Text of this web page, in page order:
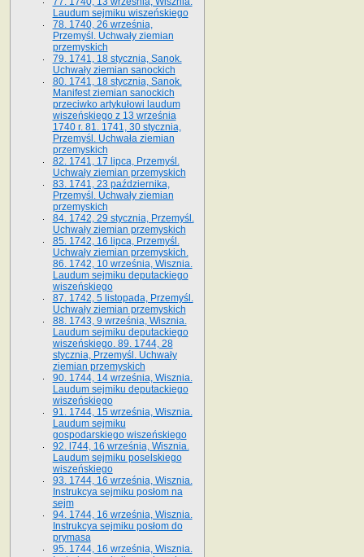
Laudum sejmiku wiszeńskiego
78. 1740, 26 września,
Przemyśl. Uchwały ziemian
przemyskich
79. 1741, 18 stycznia, Sanok.
Uchwały ziemian sanockich
80. 1741, 18 stycznia, Sanok.
Manifest ziemian sanockich
przeciwko artykułowi laudum
wiszeńskiego z 13 wrze­śnia
1740 r. 81. 1741, 30 stycznia,
Przemyśl. Uchwała ziemian
przemyskich
82. 1741, 17 lipca, Przemyśl.
Uchwały ziemian przemyskich
83. 1741, 23 października,
Przemyśl. Uchwały ziemian
przemyskich
84. 1742, 29 stycznia, Przemyśl.
Uchwały ziemian przemyskich
85. 1742, 16 lipca, Przemyśl.
Uchwały ziemian przemyskich.
86. 1742, 10 września, Wisznia.
Laudum sejmiku deputackiego
wiszeńskiego
87. 1742, 5 listopada, Przemyśl.
Uchwały ziemian przemyskich
88. 1743, 9 września, Wisznia.
Laudum sejmiku deputackiego
wiszeńskiego. 89. 1744, 28
stycznia, Przemyśl. Uchwały
ziemian przemyskich
90. 1744, 14 września, Wisznia.
Laudum sejmiku deputackiego
wiszeńskiego
91. 1744, 15 września, Wisznia.
Laudum sejmiku
gospodarskiego wiszeńskiego
92. l744, 16 września, Wisznia.
Laudum sejmiku poselskiego
wiszeńskiego
93. 1744, 16 września, Wisznia.
Instrukcya sejmiku posłom na
sejm
94. 1744, 16 września, Wisznia.
Instrukcya sejmiku posłom do
prymasa
95. 1744, 16 września, Wisznia.